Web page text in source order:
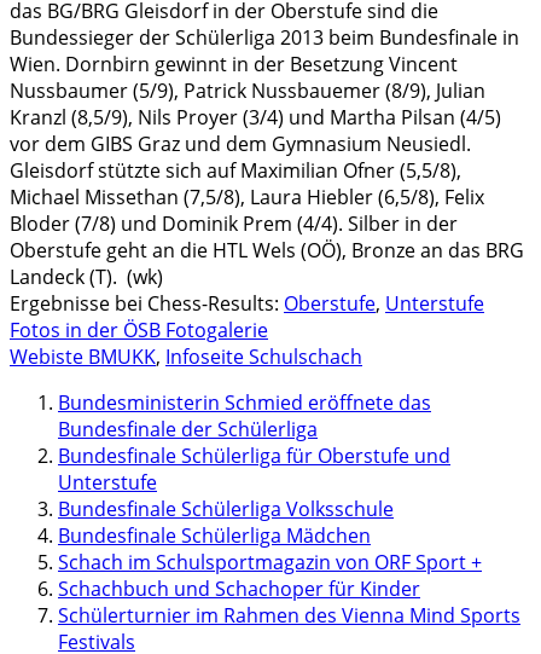
das BG/BRG Gleisdorf in der Oberstufe sind die
Bundessieger der Schülerliga 2013 beim Bundesfinale in
Wien. Dornbirn gewinnt in der Besetzung Vincent
Nussbaumer (5/9), Patrick Nussbauemer (8/9), Julian
Kranzl (8,5/9), Nils Proyer (3/4) und Martha Pilsan (4/5)
vor dem GIBS Graz und dem Gymnasium Neusiedl.
Gleisdorf stützte sich auf Maximilian Ofner (5,5/8),
Michael Missethan (7,5/8), Laura Hiebler (6,5/8), Felix
Bloder (7/8) und Dominik Prem (4/4). Silber in der
Oberstufe geht an die HTL Wels (OÖ), Bronze an das BRG
Landeck (T). (wk)
Ergebnisse bei Chess-Results: Oberstufe, Unterstufe
Fotos in der ÖSB Fotogalerie
Webiste BMUKK, Infoseite Schulschach
Bundesministerin Schmied eröffnete das
Bundesfinale der Schülerliga
Bundesfinale Schülerliga für Oberstufe und
Unterstufe
Bundesfinale Schülerliga Volksschule
Bundesfinale Schülerliga Mädchen
Schach im Schulsportmagazin von ORF Sport +
Schachbuch und Schachoper für Kinder
Schülerturnier im Rahmen des Vienna Mind Sports
Festivals